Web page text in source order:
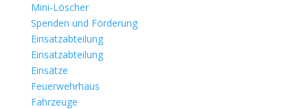
Mini-Löscher
Spenden und Förderung
Einsatzabteilung
Einsatzabteilung
Einsätze
Feuerwehrhaus
Fahrzeuge